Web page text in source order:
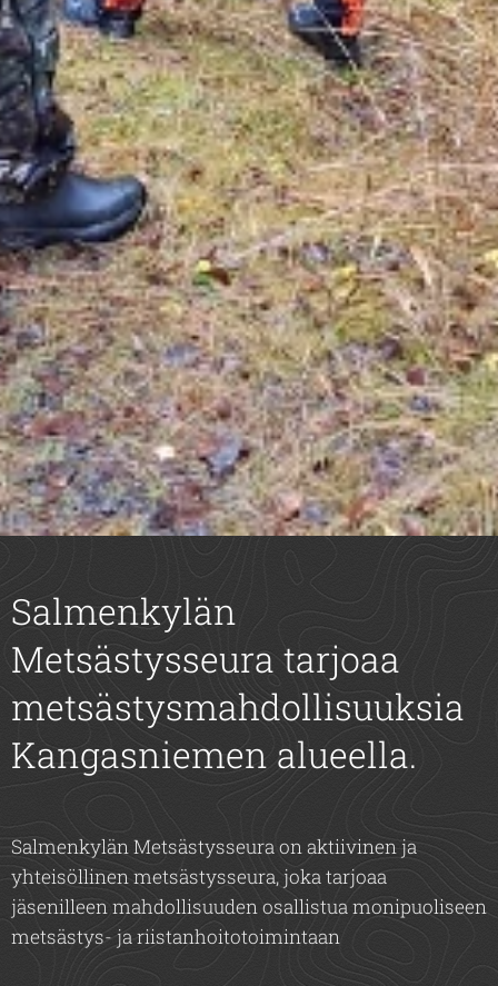
Salmenkylän
Metsästysseura tarjoaa
metsästysmahdollisuuksia
Kangasniemen alueella.
Salmenkylän Metsästysseura on aktiivinen ja
yhteisöllinen metsästysseura, joka tarjoaa
jäsenilleen mahdollisuuden osallistua monipuoliseen
metsästys- ja riistanhoitotoimintaan